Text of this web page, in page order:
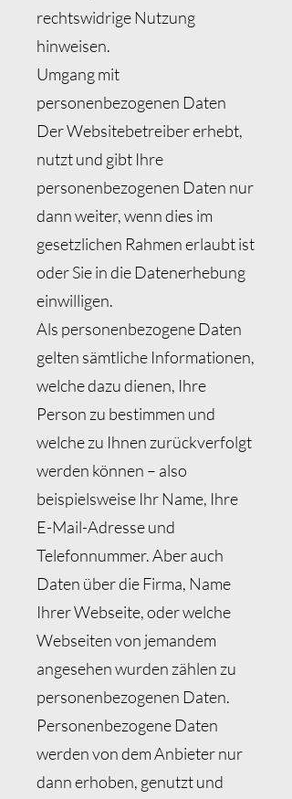
rechtswidrige Nutzung
hinweisen.
Umgang mit
personenbezogenen Daten
Der Websitebetreiber erhebt,
nutzt und gibt Ihre
personenbezogenen Daten nur
dann weiter, wenn dies im
gesetzlichen Rahmen erlaubt ist
oder Sie in die Datenerhebung
einwilligen.
Als personenbezogene Daten
gelten sämtliche Informationen,
welche dazu dienen, Ihre
Person zu bestimmen und
welche zu Ihnen zurückverfolgt
werden können – also
beispielsweise Ihr Name, Ihre
E-Mail-Adresse und
Telefonnummer. Aber auch
Daten über die Firma, Name
Ihrer Webseite, oder welche
Webseiten von jemandem
angesehen wurden zählen zu
personenbezogenen Daten.
Personenbezogene Daten
werden von dem Anbieter nur
dann erhoben, genutzt und